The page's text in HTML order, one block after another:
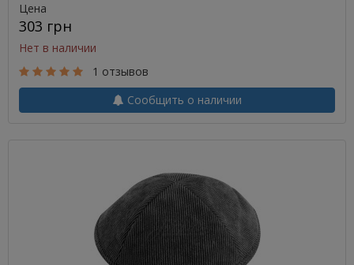
Цена
303 грн
Нет в наличии
1 отзывов
Сообщить о наличии